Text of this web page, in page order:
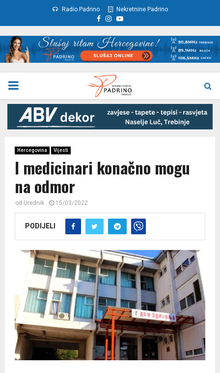
Radio Padrino Nekretnine Padrino
Facebook
Instagram
Youtube
PRIMARY
MENU
Hercegovina Vijesti
I medicinari konačno mogu
na odmor
od Urednik 15/03/2022
PODIJELI